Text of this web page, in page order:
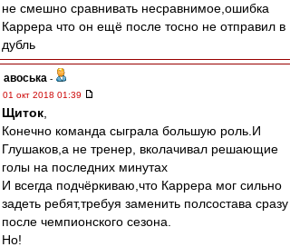
не смешно сравнивать несравнимое,ошибка
Каррера что он ещё после тосно не отправил в
дубль
авоська -
01 окт 2018 01:39
Щиток
Конечно команда сыграла большую роль.И
Глушаков,а не тренер, вколачивал решающие
голы на последних минутах
И всегда подчёркиваю,что Каррера мог сильно
задеть ребят,требуя заменить полсостава сразу
после чемпионского сезона.
Но!